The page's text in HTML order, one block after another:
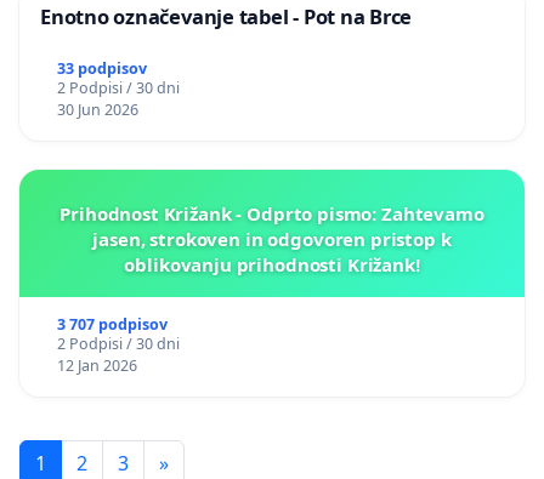
Enotno označevanje tabel - Pot na Brce
33 podpisov
2 Podpisi / 30 dni
30 Jun 2026
Prihodnost Križank - Odprto pismo: Zahtevamo
jasen, strokoven in odgovoren pristop k
oblikovanju prihodnosti Križank!
3 707 podpisov
2 Podpisi / 30 dni
12 Jan 2026
1 2 3 »